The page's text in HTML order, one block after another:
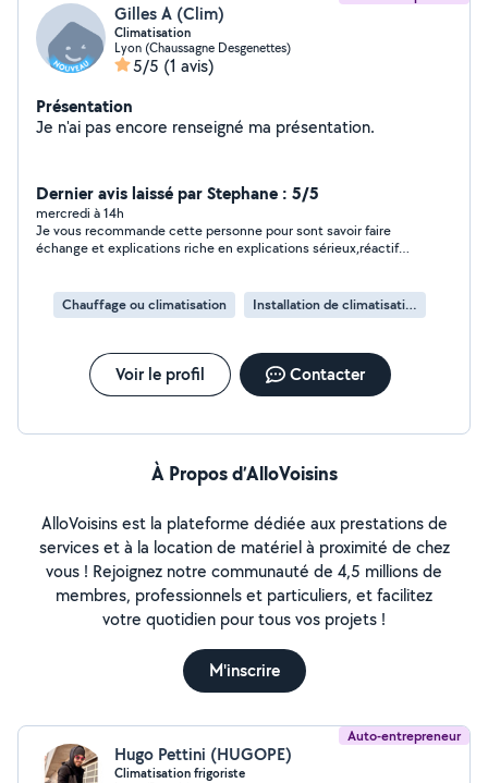
Gilles A (Clim)
Climatisation
Lyon (Chaussagne Desgenettes)
5/5 (1 avis)
Présentation
Je n'ai pas encore renseigné ma présentation.
Dernier avis laissé par Stephane : 5/5
mercredi à 14h
Je vous recommande cette personne pour sont savoir faire
échange et explications riche en explications sérieux,réactif
Chauffage ou climatisation Installation de climatisation
Voir le profil Contacter
À Propos d’AlloVoisins
AlloVoisins est la plateforme dédiée aux prestations de
services et à la location de matériel à proximité de chez
vous ! Rejoignez notre communauté de 4,5 millions de
membres, professionnels et particuliers, et facilitez
votre quotidien pour tous vos projets !
M'inscrire
Auto-entrepreneur
Hugo Pettini (HUGOPE)
Climatisation frigoriste